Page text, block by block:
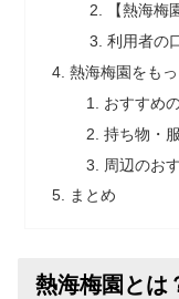
【熱海梅
利用者の
熱海梅園をも
おすすめ
持ち物・
周辺のお
まとめ
熱海梅園とは